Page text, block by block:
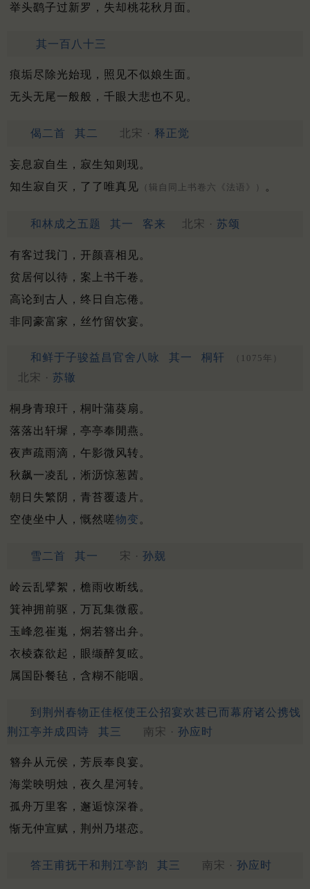
举头鹞子过新罗，失却桃花秋月面。
其一百八十三
痕垢尽除光始现，照见不似娘生面。
无头无尾一般般，千眼大悲也不见。
偈二首 其二 北宋 · 释正觉
妄息寂自生，寂生知则现。
知生寂自灭，了了唯真见 （辑自同上书卷六《法语》） 。
和林成之五题 其一 客来 北宋 · 苏颂
有客过我门，开颜喜相见。
贫居何以待，案上书千卷。
高论到古人，终日自忘倦。
非同豪富家，丝竹留饮宴。
和鲜于子骏益昌官舍八咏 其一 桐轩 （1075年）
北宋 · 苏辙
桐身青琅玕，桐叶蒲葵扇。
落落出轩墀，亭亭奉閒燕。
夜声疏雨滴，午影微风转。
秋飙一凌乱，淅沥惊葱茜。
朝日失繁阴，青苔覆遗片。
空使坐中人，慨然嗟物变 。
雪二首 其一 宋 · 孙觌
岭云乱擘絮，檐雨收断线。
箕神拥前驱，万瓦集微霰。
玉峰忽崔嵬，炯若簪出弁。
衣棱森欲起，眼缬醉复眩。
属国卧餐毡，含糊不能咽。
到荆州春物正佳枢使王公招宴欢甚已而幕府诸公携饯
荆江亭并成四诗
其三 南宋 · 孙应时
簪弁从元侯，芳辰奉良宴。
海棠映明烛，夜久星河转。
孤舟万里客，邂逅惊深眷。
惭无仲宣赋，荆州乃堪恋。
答王甫抚干和荆江亭韵 其三 南宋 · 孙应时